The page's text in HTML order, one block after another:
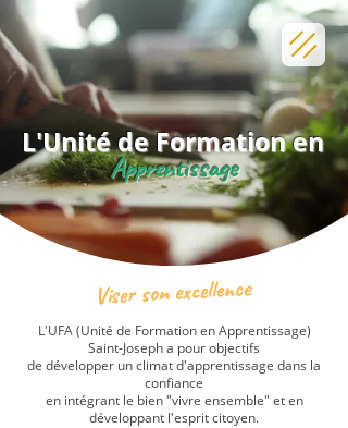
L'Unité de Formation en
Apprentissage
Viser son excellence
L'UFA (Unité de Formation en Apprentissage)
Saint-Joseph a pour objectifs
de développer un climat d'apprentissage dans la
confiance
en intégrant le bien "vivre ensemble" et en
développant l'esprit citoyen.